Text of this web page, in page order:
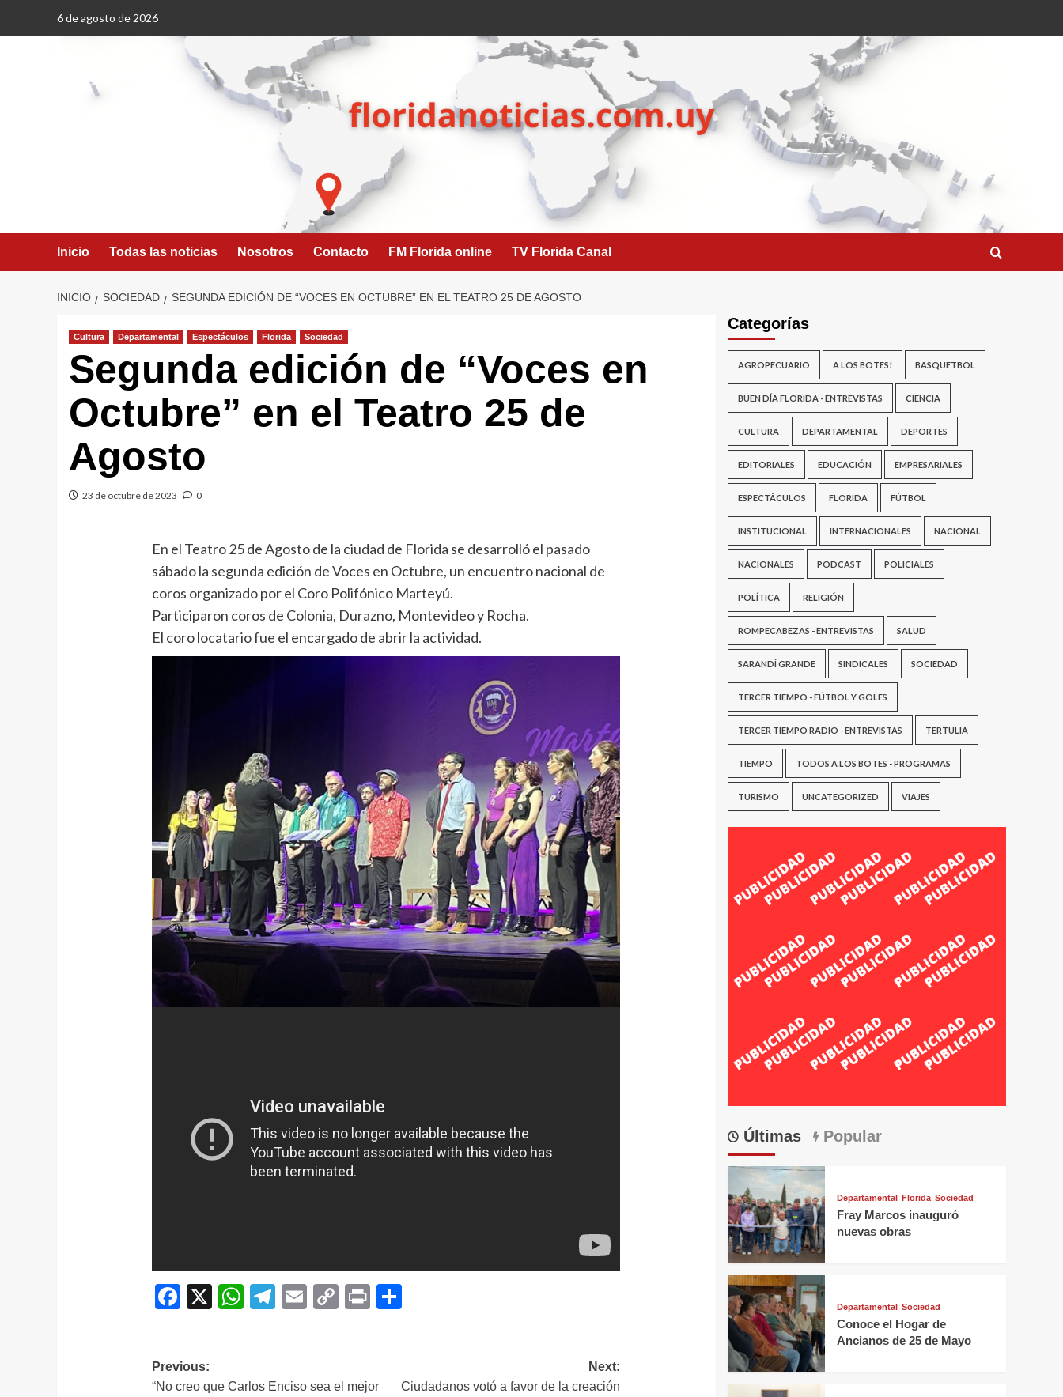
6 de agosto de 2026
Inicio Todas las noticias Nosotros Contacto FM Florida online TV Florida Canal
INICIO SOCIEDAD SEGUNDA EDICIÓN DE “VOCES EN OCTUBRE” EN EL TEATRO 25 DE AGOSTO
Cultura Departamental Espectáculos Florida Sociedad
Segunda edición de “Voces en
Octubre” en el Teatro 25 de
Agosto
23 de octubre de 2023 0
En el Teatro 25 de Agosto de la ciudad de Florida se desarrolló el pasado
sábado la segunda edición de Voces en Octubre, un encuentro nacional de
coros organizado por el Coro Polifónico Marteyú.
Participaron coros de Colonia, Durazno, Montevideo y Rocha.
El coro locatario fue el encargado de abrir la actividad.
Facebook
X WhatsApp
Telegram
EmailCopyPrint
Navegación
Previous:
“No creo que Carlos Enciso sea el mejor
Next:
Ciudadanos votó a favor de la creación
Categorías
AGROPECUARIO A LOS BOTES! BASQUETBOL
BUEN DÍA FLORIDA - ENTREVISTAS CIENCIA
CULTURA DEPARTAMENTAL DEPORTES
EDITORIALES EDUCACIÓN EMPRESARIALES
ESPECTÁCULOS FLORIDA FÚTBOL
INSTITUCIONAL INTERNACIONALES NACIONAL
NACIONALES PODCAST POLICIALES
POLÍTICA RELIGIÓN
ROMPECABEZAS - ENTREVISTAS SALUD
SARANDÍ GRANDE SINDICALES SOCIEDAD
TERCER TIEMPO - FÚTBOL Y GOLES
TERCER TIEMPO RADIO - ENTREVISTAS TERTULIA
TIEMPO TODOS A LOS BOTES - PROGRAMAS
TURISMO UNCATEGORIZED VIAJES
Últimas Popular
Departamental Florida Sociedad
Fray Marcos inauguró
nuevas obras
Departamental Sociedad
Conoce el Hogar de
Ancianos de 25 de Mayo